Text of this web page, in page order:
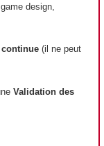
design,
(il ne peut
Validation des